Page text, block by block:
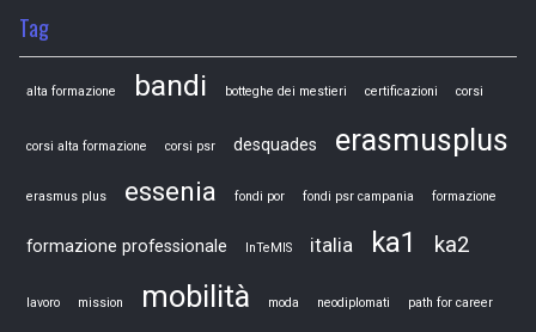
Tag
alta formazione bandi botteghe dei mestieri certificazioni corsi
corsi alta formazione corsi psr desquades erasmusplus
erasmus plus essenia fondi por fondi psr campania formazione
formazione professionale InTeMIS italia ka1 ka2
lavoro mission mobilità moda neodiplomati path for career